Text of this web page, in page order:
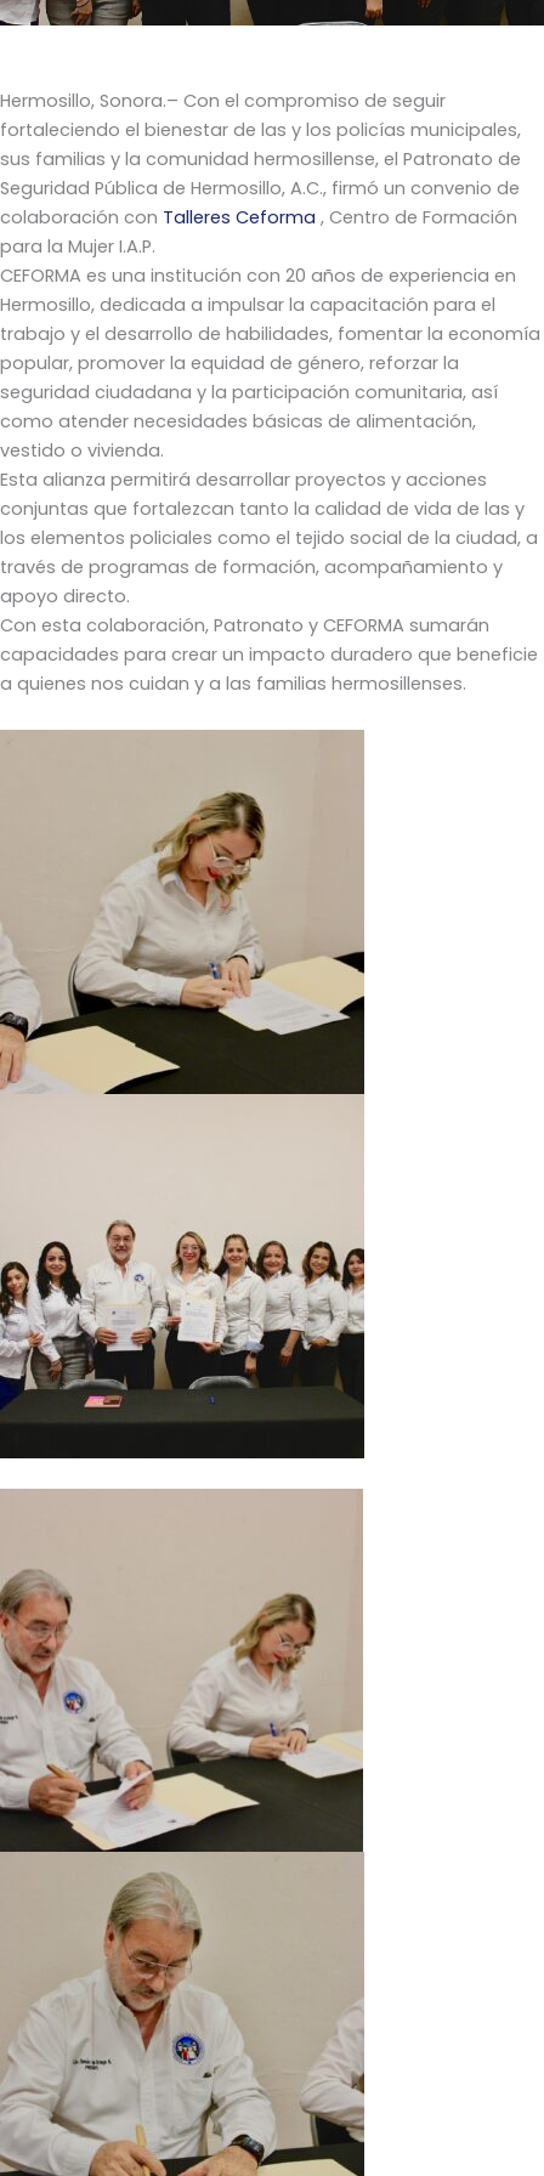
Hermosillo, Sonora.– Con el compromiso de seguir
fortaleciendo el bienestar de las y los policías municipales,
sus familias y la comunidad hermosillense, el Patronato de
Seguridad Pública de Hermosillo, A.C., firmó un convenio de
colaboración con Talleres Ceforma , Centro de Formación
para la Mujer I.A.P.
CEFORMA es una institución con 20 años de experiencia en
Hermosillo, dedicada a impulsar la capacitación para el
trabajo y el desarrollo de habilidades, fomentar la economía
popular, promover la equidad de género, reforzar la
seguridad ciudadana y la participación comunitaria, así
como atender necesidades básicas de alimentación,
vestido o vivienda.
Esta alianza permitirá desarrollar proyectos y acciones
conjuntas que fortalezcan tanto la calidad de vida de las y
los elementos policiales como el tejido social de la ciudad, a
través de programas de formación, acompañamiento y
apoyo directo.
Con esta colaboración, Patronato y CEFORMA sumarán
capacidades para crear un impacto duradero que beneficie
a quienes nos cuidan y a las familias hermosillenses.